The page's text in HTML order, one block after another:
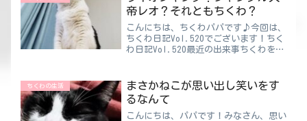
帝レオ？それともちくわ？
こんにちは、ちくわパパです♪今回は、
ちくわ日記Vol.520でございます！ちく
わ日記Vol.520最近の出来事ちくわを見
ャングル大帝レオ？あれ？ライオンキン
グじゃなくて...
ちくわの生活
まさかねこが思い出し笑いをす
るなんて
こんにちは、パパです！みなさん、思い